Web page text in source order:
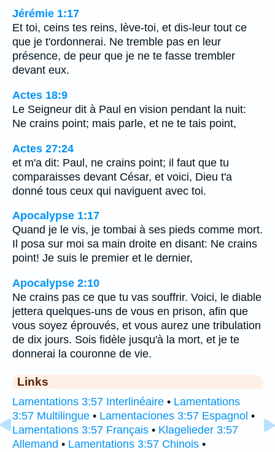
Jérémie 1:17
Et toi, ceins tes reins, lève-toi, et dis-leur tout ce
que je t'ordonnerai. Ne tremble pas en leur
présence, de peur que je ne te fasse trembler
devant eux.
Actes 18:9
Le Seigneur dit à Paul en vision pendant la nuit:
Ne crains point; mais parle, et ne te tais point,
Actes 27:24
et m'a dit: Paul, ne crains point; il faut que tu
comparaisses devant César, et voici, Dieu t'a
donné tous ceux qui naviguent avec toi.
Apocalypse 1:17
Quand je le vis, je tombai à ses pieds comme mort.
Il posa sur moi sa main droite en disant: Ne crains
point! Je suis le premier et le dernier,
Apocalypse 2:10
Ne crains pas ce que tu vas souffrir. Voici, le diable
jettera quelques-uns de vous en prison, afin que
vous soyez éprouvés, et vous aurez une tribulation
de dix jours. Sois fidèle jusqu'à la mort, et je te
donnerai la couronne de vie.
Links
Lamentations 3:57 Interlinéaire • Lamentations
3:57 Multilingue • Lamentaciones 3:57 Espagnol •
Lamentations 3:57 Français • Klagelieder 3:57
Allemand • Lamentations 3:57 Chinois •